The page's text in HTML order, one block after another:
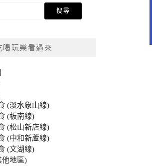
喝玩樂看過來
(淡水象山線)
(板南線)
(松山新店線)
(中和新蘆線)
(文湖線)
他地區)